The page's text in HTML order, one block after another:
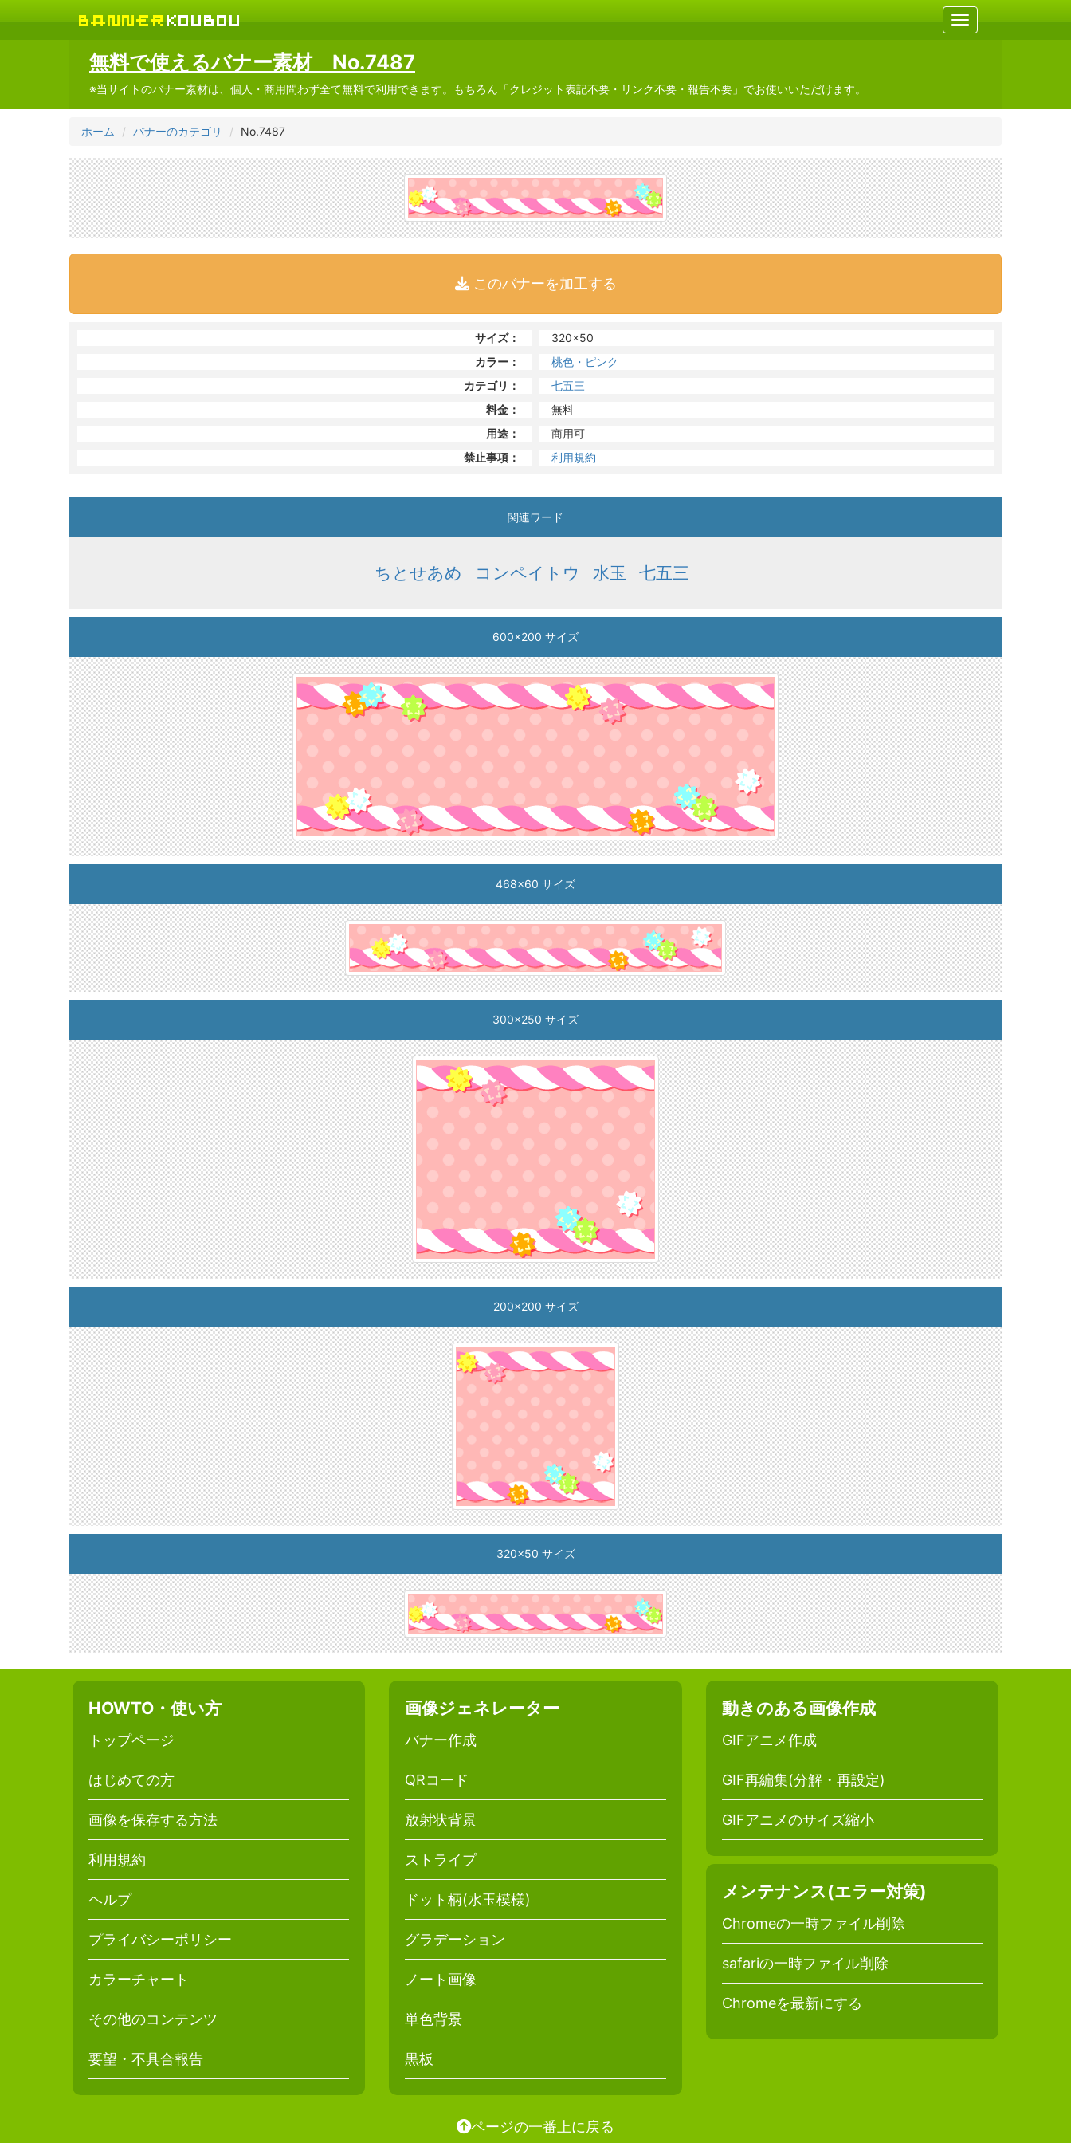
無料で使えるバナー素材 No.7487
※当サイトのバナー素材は、個人・商用問わず全て無料で利用できます。もちろん「クレジット表記不要・リンク不要・報告不要」でお使いいただけます。
ホーム バナーのカテゴリ No.7487
このバナーを加工する
サイズ：
320x50
カラー：
桃色・ピンク
カテゴリ：
七五三
料金：
無料
用途：
商用可
禁止事項：
利用規約
関連ワード
ちとせあめ コンペイトウ 水玉 七五三
600x200 サイズ
468x60 サイズ
300x250 サイズ
200x200 サイズ
320x50 サイズ
HOWTO・使い方
トップページ
はじめての方
画像を保存する方法
利用規約
ヘルプ
プライバシーポリシー
カラーチャート
その他のコンテンツ
要望・不具合報告
画像ジェネレーター
バナー作成
QRコード
放射状背景
ストライプ
ドット柄(水玉模様)
グラデーション
ノート画像
単色背景
黒板
動きのある画像作成
GIFアニメ作成
GIF再編集(分解・再設定)
GIFアニメのサイズ縮小
メンテナンス(エラー対策)
Chromeの一時ファイル削除
safariの一時ファイル削除
Chromeを最新にする
ページの一番上に戻る